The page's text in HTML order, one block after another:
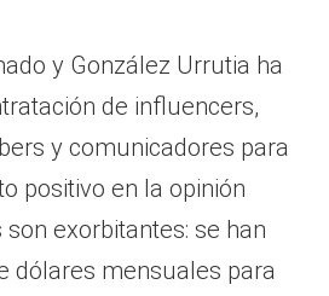
y González Urrutia ha
de influencers,
y comunicadores para
positivo en la opinión
exorbitantes: se han
dólares mensuales para